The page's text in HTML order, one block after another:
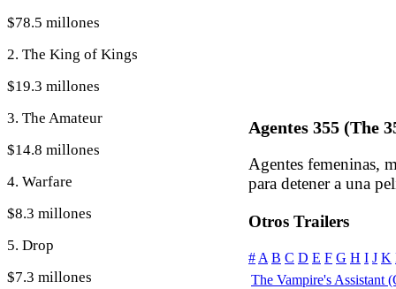
$78.5 millones
2. The King of Kings
$19.3 millones
3. The Amateur
$14.8 millones
4. Warfare
$8.3 millones
5. Drop
$7.3 millones
Agentes 355 (The
Agentes femeninas,
para detener a una
Otros Trailers
# A B C D E F G H I J K
The Vampire's Assistant